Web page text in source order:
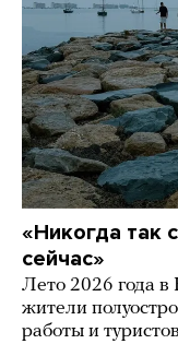
«Никогда так
сейчас»
Лето 2026 года
жители
работы и